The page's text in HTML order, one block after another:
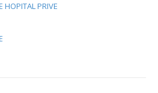
HOPITAL PRIVE